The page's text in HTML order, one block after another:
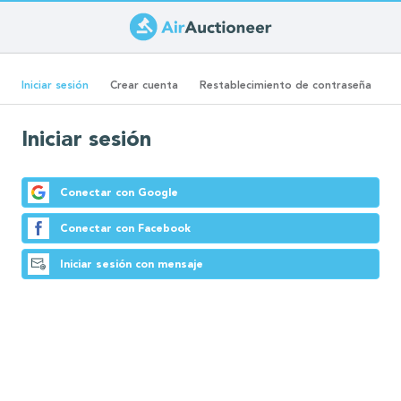
al
contenido
principal
Solapas
Iniciar sesión (solapa
activa)
Crear cuenta Restablecimiento de contraseña
Iniciar sesión
Conectar con Google
Conectar con Facebook
Iniciar sesión con mensaje